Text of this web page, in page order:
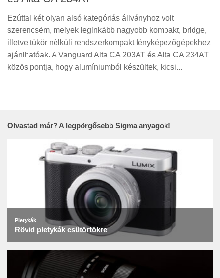
Firmware
Tudástár
Tanácsok
Érdekességek
Ezúttal két olyan alsó kategóriás állványhoz volt
szerencsém, melyek leginkább nagyobb kompakt, bridge,
illetve tükör nélküli rendszerkompakt fényképezőgépekhez
ajánlhatóak. A Vanguard Alta CA 203AT és Alta CA 234AT
közös pontja, hogy alumíniumból készültek, kicsi...
Olvastad már? A legpörgősebb Sigma anyagok!